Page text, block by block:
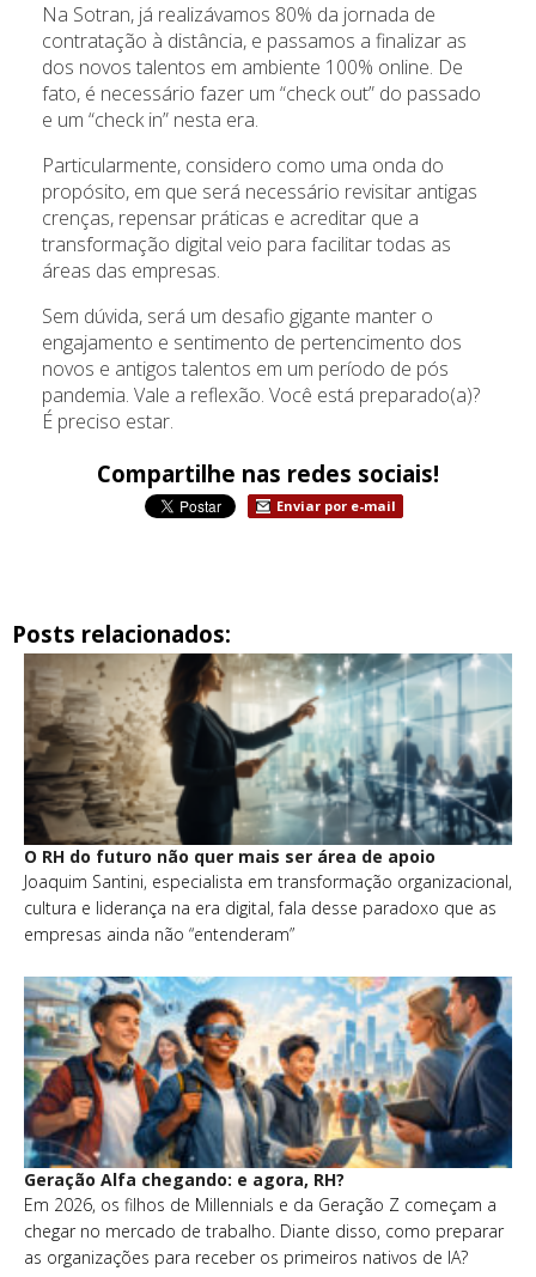
Na Sotran, já realizávamos 80% da jornada de
contratação à distância, e passamos a finalizar as
dos novos talentos em ambiente 100% online. De
fato, é necessário fazer um “check out” do passado
e um “check in” nesta era.
Particularmente, considero como uma onda do
propósito, em que será necessário revisitar antigas
crenças, repensar práticas e acreditar que a
transformação digital veio para facilitar todas as
áreas das empresas.
Sem dúvida, será um desafio gigante manter o
engajamento e sentimento de pertencimento dos
novos e antigos talentos em um período de pós
pandemia. Vale a reflexão. Você está preparado(a)?
É preciso estar.
Compartilhe nas redes sociais!
Enviar por e-mail
Posts relacionados:
O RH do futuro não quer mais ser área de apoio
Joaquim Santini, especialista em transformação organizacional,
cultura e liderança na era digital, fala desse paradoxo que as
empresas ainda não “entenderam”
Geração Alfa chegando: e agora, RH?
Em 2026, os filhos de Millennials e da Geração Z começam a
chegar no mercado de trabalho. Diante disso, como preparar
as organizações para receber os primeiros nativos de IA?